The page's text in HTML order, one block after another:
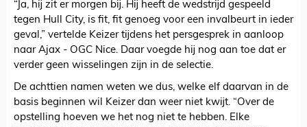
“Ja, hij zit er morgen bij. Hij heeft de wedstrijd gespeeld
tegen Hull City, is fit, fit genoeg voor een invalbeurt in ieder
geval,” vertelde Keizer tijdens het persgesprek in aanloop
naar Ajax - OGC Nice. Daar voegde hij nog aan toe dat er
verder geen wisselingen zijn in de selectie.
De achttien namen weten we dus, welke elf daarvan in de
basis beginnen wil Keizer dan weer niet kwijt. “Over de
opstelling hoeven we het nog niet te hebben. Elke